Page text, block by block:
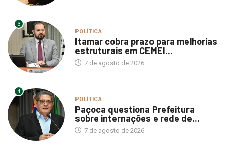
3
POLÍTICA
Itamar cobra prazo para melhorias
estruturais em CEMEI...
7 de agosto de 2026
4
POLÍTICA
Paçoca questiona Prefeitura
sobre internações e rede de...
7 de agosto de 2026